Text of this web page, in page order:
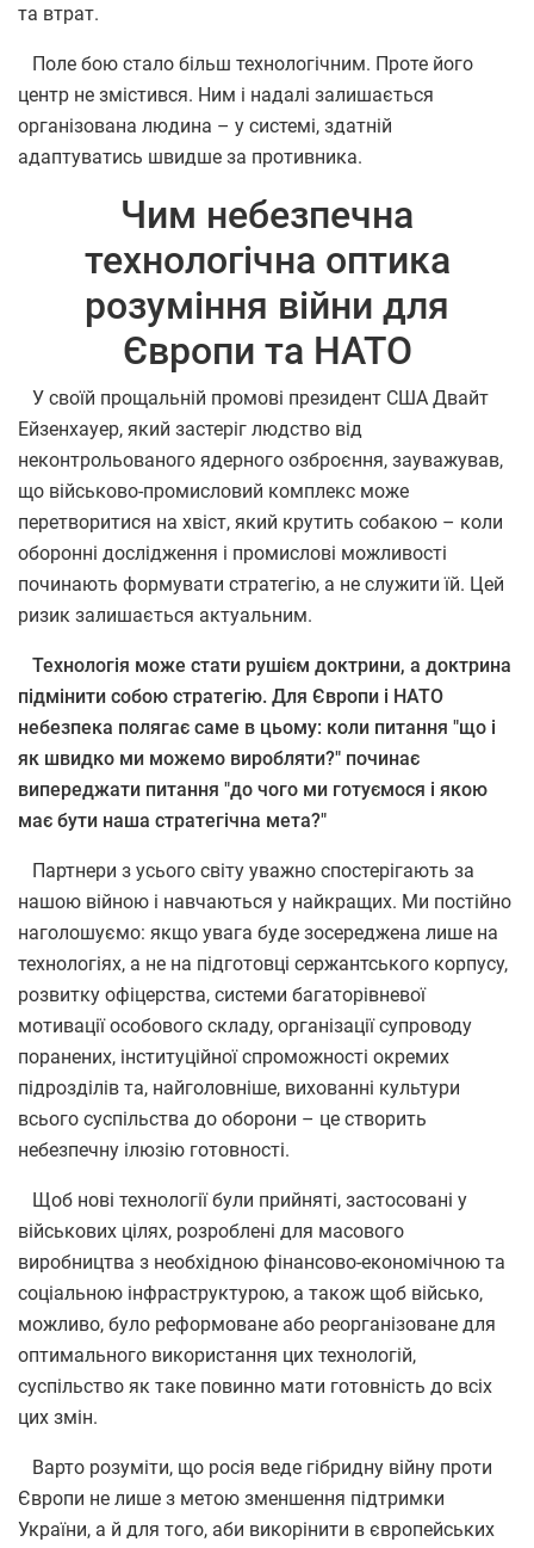
та втрат.
Поле бою стало більш технологічним. Проте його
центр не змістився. Ним і надалі залишається
організована людина – у системі, здатній
адаптуватись швидше за противника.
Чим небезпечна
технологічна оптика
розуміння війни для
Європи та НАТО
У своїй прощальній промові президент США Двайт
Ейзенхауер, який застеріг людство від
неконтрольованого ядерного озброєння, зауважував,
що військово-промисловий комплекс може
перетворитися на хвіст, який крутить собакою – коли
оборонні дослідження і промислові можливості
починають формувати стратегію, а не служити їй. Цей
ризик залишається актуальним.
Технологія може стати рушієм доктрини, а доктрина
підмінити собою стратегію. Для Європи і НАТО
небезпека полягає саме в цьому: коли питання "що і
як швидко ми можемо виробляти?" починає
випереджати питання "до чого ми готуємося і якою
має бути наша стратегічна мета?"
Партнери з усього світу уважно спостерігають за
нашою війною і навчаються у найкращих. Ми постійно
наголошуємо: якщо увага буде зосереджена лише на
технологіях, а не на підготовці сержантського корпусу,
розвитку офіцерства, системи багаторівневої
мотивації особового складу, організації супроводу
поранених, інституційної спроможності окремих
підрозділів та, найголовніше, вихованні культури
всього суспільства до оборони – це створить
небезпечну ілюзію готовності.
Щоб нові технології були прийняті, застосовані у
військових цілях, розроблені для масового
виробництва з необхідною фінансово-економічною та
соціальною інфраструктурою, а також щоб військо,
можливо, було реформоване або реорганізоване для
оптимального використання цих технологій,
суспільство як таке повинно мати готовність до всіх
цих змін.
Варто розуміти, що росія веде гібридну війну проти
Європи не лише з метою зменшення підтримки
України, а й для того, аби викорінити в європейських